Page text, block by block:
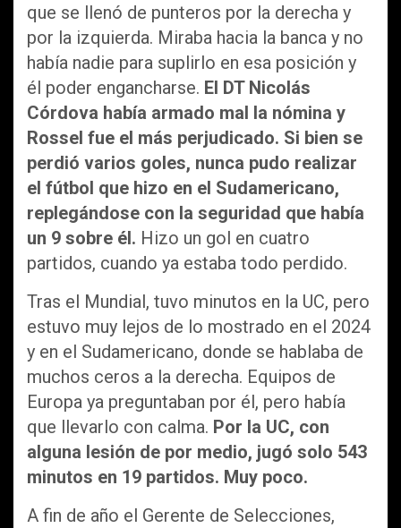
que se llenó de punteros por la derecha y
por la izquierda. Miraba hacia la banca y no
había nadie para suplirlo en esa posición y
él poder engancharse. El DT Nicolás
Córdova había armado mal la nómina y
Rossel fue el más perjudicado. Si bien se
perdió varios goles, nunca pudo realizar
el fútbol que hizo en el Sudamericano,
replegándose con la seguridad que había
un 9 sobre él. Hizo un gol en cuatro
partidos, cuando ya estaba todo perdido.
Tras el Mundial, tuvo minutos en la UC, pero
estuvo muy lejos de lo mostrado en el 2024
y en el Sudamericano, donde se hablaba de
muchos ceros a la derecha. Equipos de
Europa ya preguntaban por él, pero había
que llevarlo con calma. Por la UC, con
alguna lesión de por medio, jugó solo 543
minutos en 19 partidos. Muy poco.
A fin de año el Gerente de Selecciones,